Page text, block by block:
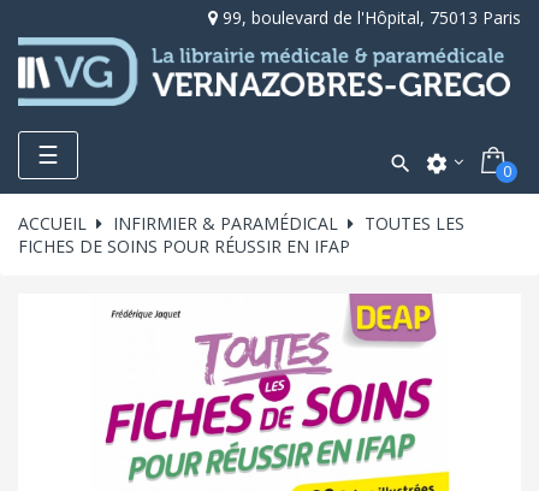
99, boulevard de l'Hôpital, 75013 Paris
Toggle
navigation
☰  settings 0
ACCUEIL INFIRMIER & PARAMÉDICAL
TOUTES LES
FICHES DE SOINS POUR RÉUSSIR EN IFAP